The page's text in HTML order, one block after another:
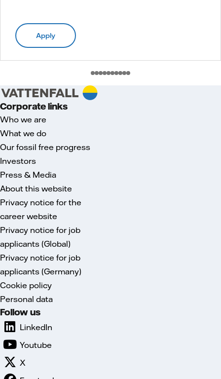
Apply
Corporate links
Who we are
What we do
Our fossil free progress
Investors
Press & Media
About this website
Privacy notice for the
career website
Privacy notice for job
applicants (Global)
Privacy notice for job
applicants (Germany)
Cookie policy
Personal data
Follow us
LinkedIn
Youtube
X